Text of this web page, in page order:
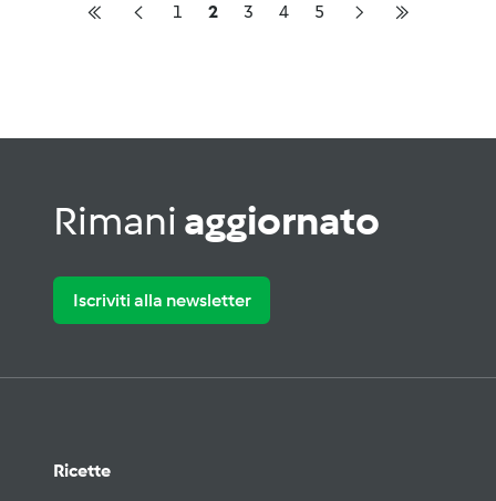
1 2 3 4 5
Rimani aggiornato
Iscriviti alla newsletter
Ricette